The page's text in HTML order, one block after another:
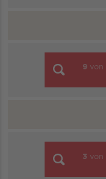
9 von
3 von